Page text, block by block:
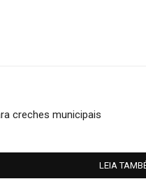
creches municipais
LEIA